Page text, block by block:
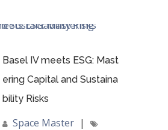
Basel IV meets ESG: Mast
ering Capital and Sustaina
bility Risks
Space Master |